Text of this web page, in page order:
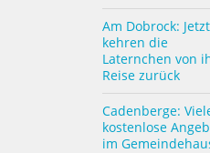
Am Dobrock: Jetzt
kehren die
Laternchen von
Reise zurück
Cadenberge:
kostenlose
im